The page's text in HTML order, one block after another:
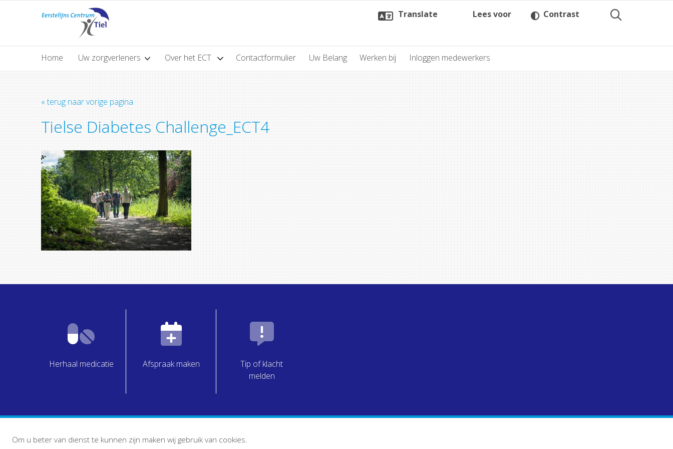
Translate Lees voor Contrast
Home Uw zorgverleners Over het ECT Contactformulier Uw Belang Werken bij Inloggen medewerkers
« terug naar vorige pagina
Tielse Diabetes Challenge_ECT4
Herhaal medicatie Afspraak maken
Tip of klacht
melden
Om u beter van dienst te kunnen zijn maken wij gebruik van cookies.